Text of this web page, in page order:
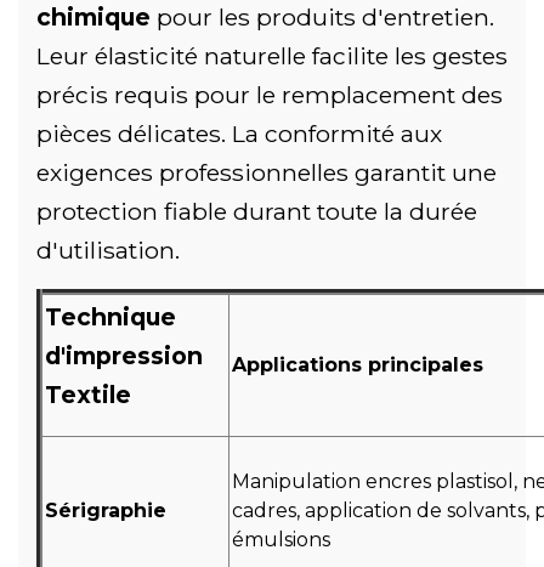
chimique pour les produits d'entretien.
Leur élasticité naturelle facilite les gestes
précis requis pour le remplacement des
pièces délicates. La conformité aux
exigences professionnelles garantit une
protection fiable durant toute la durée
d'utilisation.
Technique
d'impression
Textile
Applications principales
Sérigraphie
Manipulation encres plastisol,
cadres, application de solvants,
émulsions